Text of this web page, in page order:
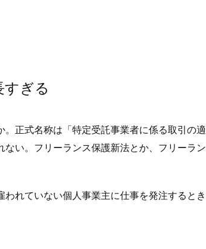
ぎる
。正式名称は「特定受託事業者に係る取引の適
い。フリーランス保護新法とか、フリーラン
れていない個人事業主に仕事を発注するとき